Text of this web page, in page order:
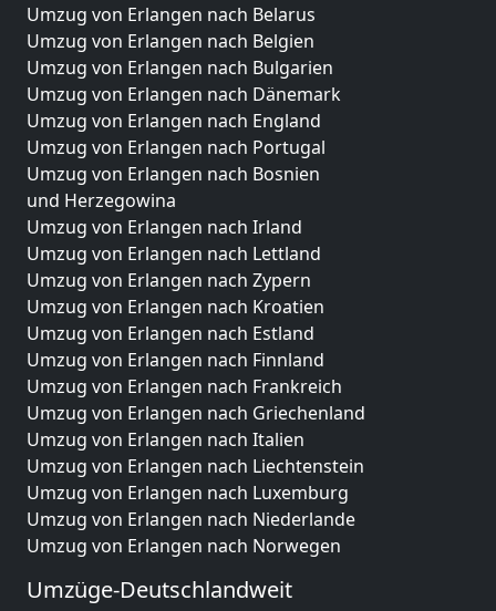
Umzug von Erlangen nach Belarus
Umzug von Erlangen nach Belgien
Umzug von Erlangen nach Bulgarien
Umzug von Erlangen nach Dänemark
Umzug von Erlangen nach England
Umzug von Erlangen nach Portugal
Umzug von Erlangen nach Bosnien
und Herzegowina
Umzug von Erlangen nach Irland
Umzug von Erlangen nach Lettland
Umzug von Erlangen nach Zypern
Umzug von Erlangen nach Kroatien
Umzug von Erlangen nach Estland
Umzug von Erlangen nach Finnland
Umzug von Erlangen nach Frankreich
Umzug von Erlangen nach Griechenland
Umzug von Erlangen nach Italien
Umzug von Erlangen nach Liechtenstein
Umzug von Erlangen nach Luxemburg
Umzug von Erlangen nach Niederlande
Umzug von Erlangen nach Norwegen
Umzüge-Deutschlandweit